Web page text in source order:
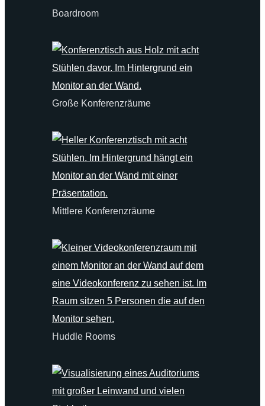
Boardroom
Große Konferenzräume
Mittlere Konferenzräume
Huddle Rooms